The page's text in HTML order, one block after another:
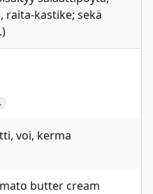
raita-kastike; sekä
voi, kerma
butter cream